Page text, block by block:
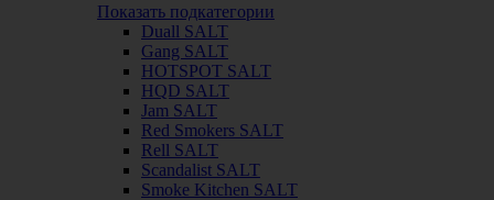
Показать подкатегории
Duall SALT
Gang SALT
HOTSPOT SALT
HQD SALT
Jam SALT
Red Smokers SALT
Rell SALT
Scandalist SALT
Smoke Kitchen SALT